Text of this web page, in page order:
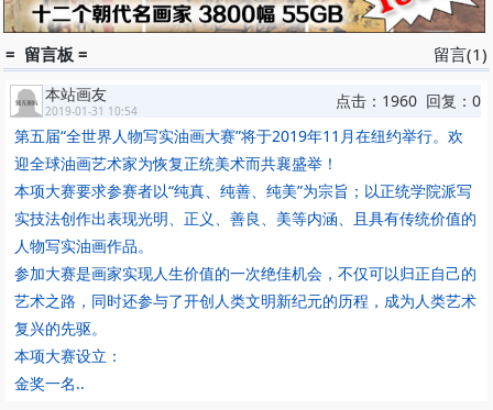
留言(1)
= 留言板 =
本站画友
2019-01-31 10:54
点击：1960 回复：0
第五届“全世界人物写实油画大赛”将于2019年11月在纽约举行。欢
迎全球油画艺术家为恢复正统美术而共襄盛举！
本项大赛要求参赛者以“纯真、纯善、纯美”为宗旨；以正统学院派写
实技法创作出表现光明、正义、善良、美等内涵、且具有传统价值的
人物写实油画作品。
参加大赛是画家实现人生价值的一次绝佳机会，不仅可以归正自己的
艺术之路，同时还参与了开创人类文明新纪元的历程，成为人类艺术
复兴的先驱。
本项大赛设立：
金奖一名..